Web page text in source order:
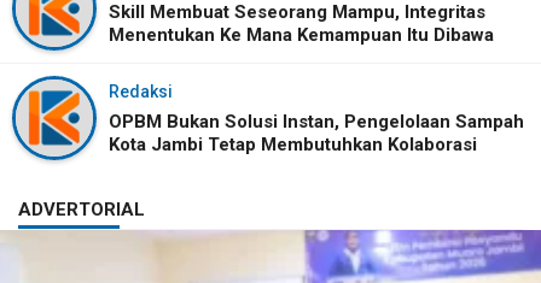
Skill Membuat Seseorang Mampu, Integritas
Menentukan Ke Mana Kemampuan Itu Dibawa
Redaksi
OPBM Bukan Solusi Instan, Pengelolaan Sampah
Kota Jambi Tetap Membutuhkan Kolaborasi
ADVERTORIAL